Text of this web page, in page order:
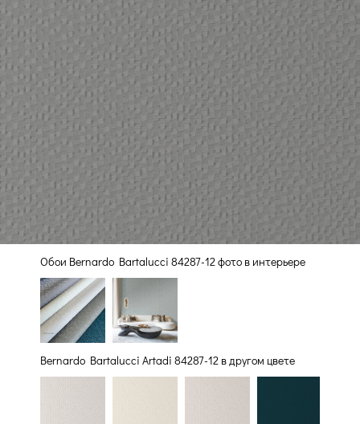
Обои Bernardo Bartalucci 84287-12 фото в интерьере
Bernardo Bartalucci Artadi 84287-12 в другом цвете